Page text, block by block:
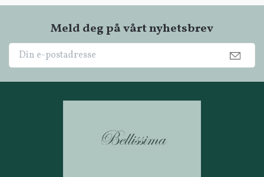
Meld deg på vårt nyhetsbrev